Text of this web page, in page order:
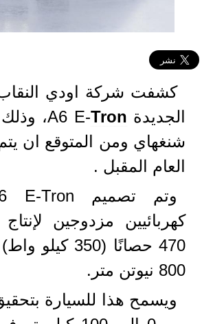
كشفت شركة اودي
الجديدة A6 E- Tron
،
شنغهاي ومن المتوقع ان
العام المقبل .
كهربائيين مزدوجين
470 حصانًا (350
800 نيوتن متر.
ويسمح هذا للسيارة